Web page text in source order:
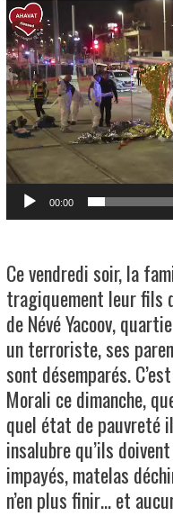
Lecteur
vidéo
00:00
Ce vendredi soir, la
tragiquement leur fils
de Névé Yacoov,
un terroriste, ses
sont désemparés.
Morali ce dimanche,
quel état de pauvreté
insalubre qu’ils
impayés, matelas
n’en plus finir… et